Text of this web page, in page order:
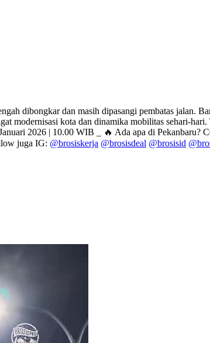
dibongkar dan masih dipasangi pembatas jalan.
modernisasi kota dan dinamika mobilitas sehari-
2026 | 10.00 WIB _ 🔥 Ada apa di Pekanbaru?
juga IG: @brosiskerja @brosisdeal @brosisid